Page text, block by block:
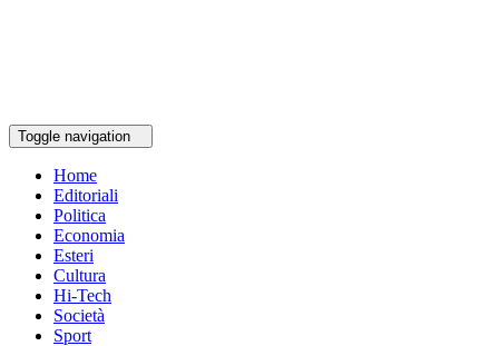
Toggle navigation
Home
Editoriali
Politica
Economia
Esteri
Cultura
Hi-Tech
Società
Sport